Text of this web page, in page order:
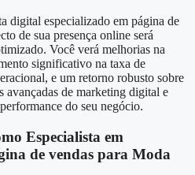
digital especializado em página de
de sua presença online será
Você verá melhorias na
significativo na taxa de
e um retorno robusto sobre
de marketing digital e
do seu negócio.
Especialista em
de vendas para Moda